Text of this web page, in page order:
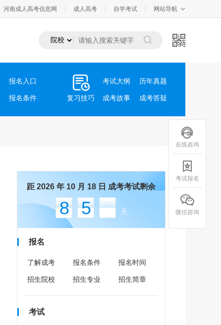
河南成人高考信息网 成人高考 自学考试 网站导航
报名入口
报名条件 复习技巧
考试大纲 历年真题
成考故事 成考答疑
距 2026 年 10 月 18 日 成考考试剩余
85 天
报名
了解成考 报名条件 报名时间
招生院校 招生专业 招生简章
考试
在线咨询
考试报名
微信咨询